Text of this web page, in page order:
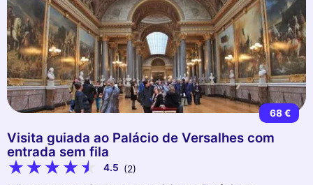
68 €
Visita guiada ao Palácio de Versalhes com
entrada sem fila
4.5 (2)